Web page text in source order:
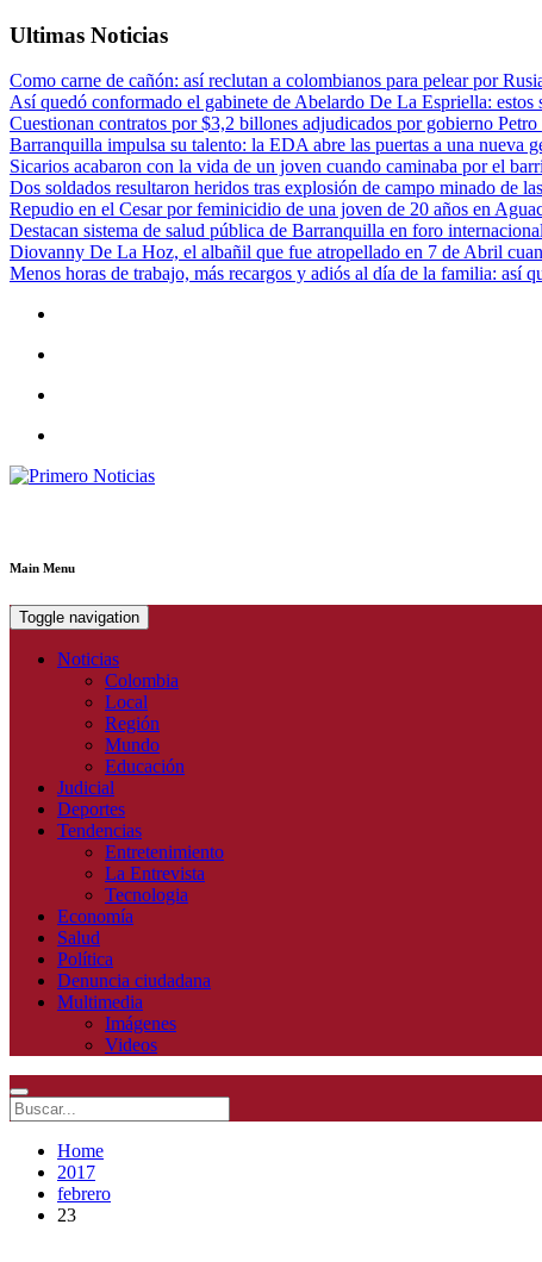
Ultimas Noticias
Como carne de cañón: así reclutan a colombianos para pelear por
Así quedó conformado el gabinete de Abelardo De La Espriella: estos
Cuestionan contratos por $3,2 billones adjudicados por gobierno
Barranquilla impulsa su talento: la EDA abre las puertas a una nueva
Sicarios acabaron con la vida de un joven cuando caminaba por el
Dos soldados resultaron heridos tras explosión de campo minado de
Repudio en el Cesar por feminicidio de una joven de 20 años en
Destacan sistema de salud pública de Barranquilla en foro
Diovanny De La Hoz, el albañil que fue atropellado en 7 de Abril
Menos horas de trabajo, más recargos y adiós al día de la familia: así
Main Menu
Toggle navigation
Noticias
Colombia
Local
Región
Mundo
Educación
Judicial
Deportes
Tendencias
Entretenimiento
La Entrevista
Tecnologia
Economía
Salud
Política
Denuncia ciudadana
Multimedia
Imágenes
Videos
Home
2017
febrero
23